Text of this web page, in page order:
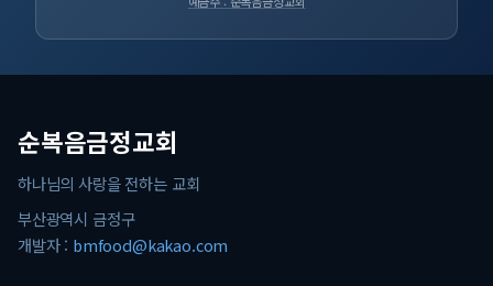
순복음금정교회
하나님의 사랑을 전하는 교회
부산광역시 금정구
개발자 : bmfood@kakao.com